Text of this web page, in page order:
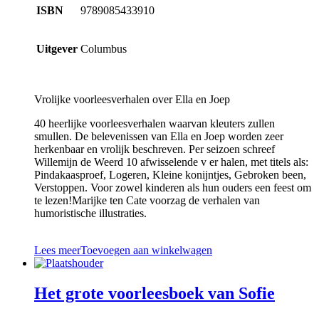
ISBN 9789085433910
Uitgever Columbus
Vrolijke voorleesverhalen over Ella en Joep
40 heerlijke voorleesverhalen waarvan kleuters zullen
smullen. De belevenissen van Ella en Joep worden zeer
herkenbaar en vrolijk beschreven. Per seizoen schreef
Willemijn de Weerd 10 afwisselende v er halen, met titels als:
Pindakaasproef, Logeren, Kleine konijntjes, Gebroken been,
Verstoppen. Voor zowel kinderen als hun ouders een feest om
te lezen!Marijke ten Cate voorzag de verhalen van
humoristische illustraties.
Lees meerToevoegen aan winkelwagen
Het grote voorleesboek van Sofie